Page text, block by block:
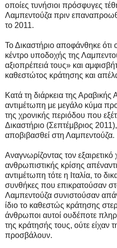
οποίες τυνήσιοι πρόσφυγες
Λαμπεντούζα πριν
το 2011.
Το Δικαστήριο αποφάνθηκε ότι
κέντρο υποδοχής της
αξιοπρέπειά τους» και
καθεστώτος κράτησης και
Κατά τη διάρκεια της Αραβικής
αντιμέτωπη με μεγάλο κύμα
της χρονικής περιόδου που
Δικαστήριο (Σεπτέμβριος
αποβιβασθεί στη Λαμπεντούζα.
Αναγνωρίζοντας τον
ανθρωπιστικής κρίσης
αντιμέτωπη τότε η Ιταλία, το
συνθήκες που επικρατούσαν
Λαμπεντούζα συνιστούσαν
ίδιο το καθεστώς κράτησης
άνθρωποι αυτοί ουδέποτε
της κράτησής τους, ούτε είχαν
προσβάλουν.